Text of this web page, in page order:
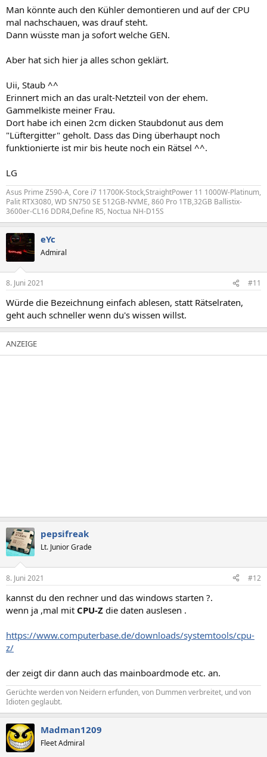
:
Man könnte auch den Kühler demontieren und auf der CPU
mal nachschauen, was drauf steht.
Dann wüsste man ja sofort welche GEN.
Aber hat sich hier ja alles schon geklärt.
Uii, Staub ^^
Erinnert mich an das uralt-Netzteil von der ehem.
Gammelkiste meiner Frau.
Dort habe ich einen 2cm dicken Staubdonut aus dem
"Lüftergitter" geholt. Dass das Ding überhaupt noch
funktionierte ist mir bis heute noch ein Rätsel ^^.
LG
Asus Prime Z590-A, Core i7 11700K-Stock,StraightPower 11 1000W-Platinum,
Palit RTX3080, WD SN750 SE 512GB-NVME, 860 Pro 1TB,32GB Ballistix-
3600er-CL16 DDR4,Define R5, Noctua NH-D15S
eYc
Admiral
8. Juni 2021 #11
Würde die Bezeichnung einfach ablesen, statt Rätselraten,
geht auch schneller wenn du's wissen willst.
pepsifreak
Lt. Junior Grade
8. Juni 2021 #12
kannst du den rechner und das windows starten ?.
wenn ja ,mal mit CPU-Z die daten auslesen .
https://www.computerbase.de/downloads/systemtools/cpu-
z/
der zeigt dir dann auch das mainboardmode etc. an.
Gerüchte werden von Neidern erfunden, von Dummen verbreitet, und von
Idioten geglaubt.
Madman1209
Fleet Admiral